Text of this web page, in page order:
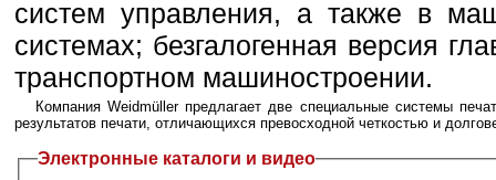
систем управления, а также в
системах; безгалогенная версия
транспортном машиностроении.
Компания Weidmüller предлагает две специальные системы
результатов печати, отличающихся превосходной четкостью и
Электронные каталоги и видео